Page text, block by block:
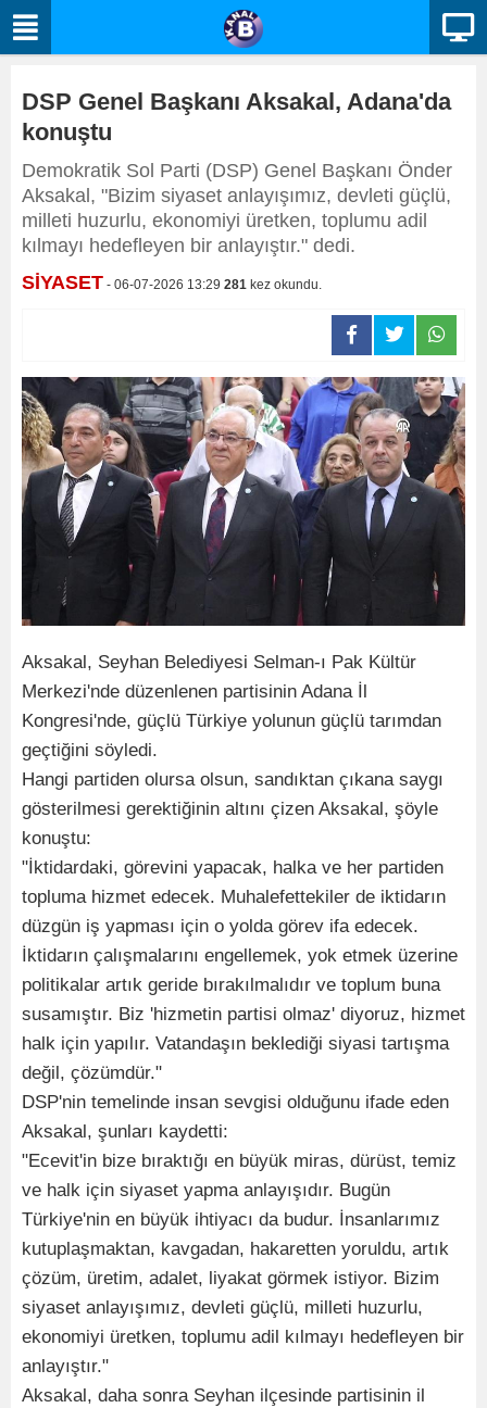
DSP Genel Başkanı Aksakal, Adana'da
konuştu
Demokratik Sol Parti (DSP) Genel Başkanı Önder
Aksakal, "Bizim siyaset anlayışımız, devleti güçlü,
milleti huzurlu, ekonomiyi üretken, toplumu adil
kılmayı hedefleyen bir anlayıştır." dedi.
SİYASET - 06-07-2026 13:29 281 kez okundu.
Aksakal, Seyhan Belediyesi Selman-ı Pak Kültür
Merkezi'nde düzenlenen partisinin Adana İl
Kongresi'nde, güçlü Türkiye yolunun güçlü tarımdan
geçtiğini söyledi.
Hangi partiden olursa olsun, sandıktan çıkana saygı
gösterilmesi gerektiğinin altını çizen Aksakal, şöyle
konuştu:
"İktidardaki, görevini yapacak, halka ve her partiden
topluma hizmet edecek. Muhalefettekiler de iktidarın
düzgün iş yapması için o yolda görev ifa edecek.
İktidarın çalışmalarını engellemek, yok etmek üzerine
politikalar artık geride bırakılmalıdır ve toplum buna
susamıştır. Biz 'hizmetin partisi olmaz' diyoruz, hizmet
halk için yapılır. Vatandaşın beklediği siyasi tartışma
değil, çözümdür."
DSP'nin temelinde insan sevgisi olduğunu ifade eden
Aksakal, şunları kaydetti:
"Ecevit'in bize bıraktığı en büyük miras, dürüst, temiz
ve halk için siyaset yapma anlayışıdır. Bugün
Türkiye'nin en büyük ihtiyacı da budur. İnsanlarımız
kutuplaşmaktan, kavgadan, hakaretten yoruldu, artık
çözüm, üretim, adalet, liyakat görmek istiyor. Bizim
siyaset anlayışımız, devleti güçlü, milleti huzurlu,
ekonomiyi üretken, toplumu adil kılmayı hedefleyen bir
anlayıştır."
Aksakal, daha sonra Seyhan ilçesinde partisinin il